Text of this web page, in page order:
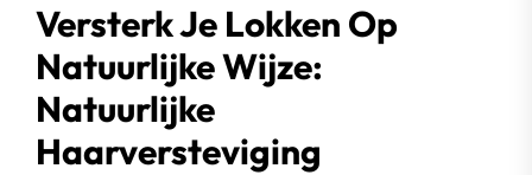
Versterk Je Lokken Op
Natuurlijke Wijze:
Natuurlijke
Haarversteviging